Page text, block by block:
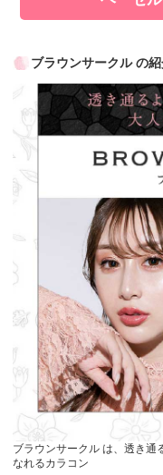
ブラウンサークル の
ブラウンサークル は、透き通
なれるカラコン